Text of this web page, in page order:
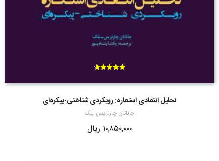
تحلیل انتقادی استعاره: رویکردی شناختی-پیکره‌ای
جاناتان چارتریس-بلک
۱۰,۸۵۰,۰۰۰ ریال